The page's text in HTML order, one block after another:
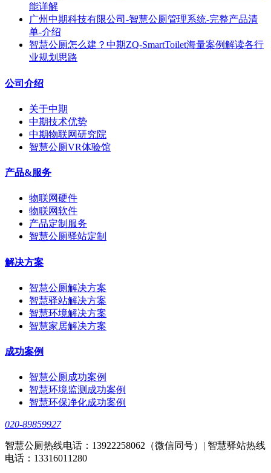
能详解
广州中期科技有限公司-智慧公厕管理系统-完整产品清
单-介绍
智慧公厕怎么建？中期ZQ-SmartToilet海量案例解读各行
业规划思路
公司介绍
关于中期
中期技术优势
中期物联网研究院
智慧公厕VR体验馆
产品&服务
物联网硬件
物联网软件
产品定制服务
智慧公厕驿站定制
解决方案
智慧公厕解决方案
智慧驿站解决方案
智慧环境解决方案
智慧家居解决方案
成功案例
智慧公厕成功案例
智慧环境监测成功案例
智慧环保净化成功案例
020-89859927
智慧公厕热线电话：13922258062（微信同号）| 智慧驿站热线
电话：13316011280